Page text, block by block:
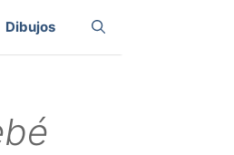
Dibujos